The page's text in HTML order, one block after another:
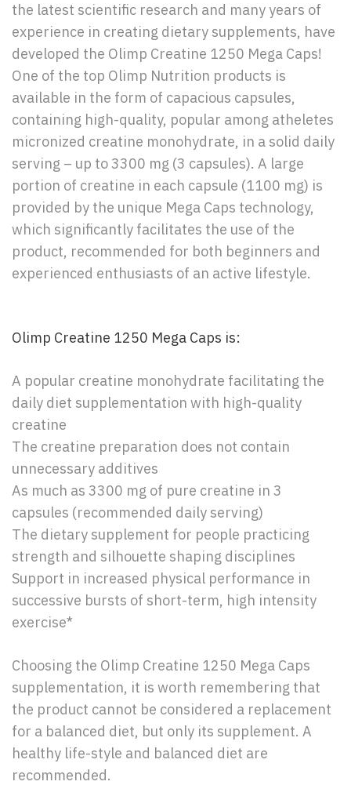
the latest scientific research and many years of
experience in creating dietary supplements, have
developed the Olimp Creatine 1250 Mega Caps!
One of the top Olimp Nutrition products is
available in the form of capacious capsules,
containing high-quality, popular among atheletes
micronized creatine monohydrate, in a solid daily
serving – up to 3300 mg (3 capsules). A large
portion of creatine in each capsule (1100 mg) is
provided by the unique Mega Caps technology,
which significantly facilitates the use of the
product, recommended for both beginners and
experienced enthusiasts of an active lifestyle.
Olimp Creatine 1250 Mega Caps is:
A popular creatine monohydrate facilitating the
daily diet supplementation with high-quality
creatine
The creatine preparation does not contain
unnecessary additives
As much as 3300 mg of pure creatine in 3
capsules (recommended daily serving)
The dietary supplement for people practicing
strength and silhouette shaping disciplines
Support in increased physical performance in
successive bursts of short-term, high intensity
exercise*
Choosing the Olimp Creatine 1250 Mega Caps
supplementation, it is worth remembering that
the product cannot be considered a replacement
for a balanced diet, but only its supplement. A
healthy life-style and balanced diet are
recommended.